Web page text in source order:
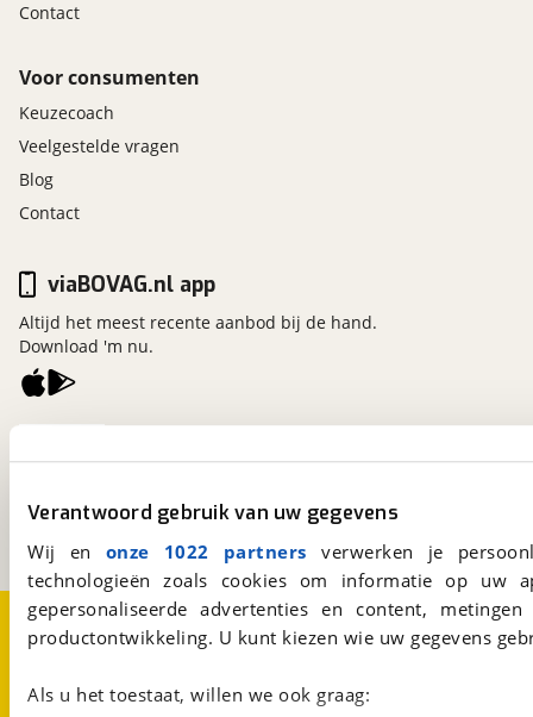
Verantwoord gebruik van uw gegevens
Wij en onze 1022 partners verwerken je
technologieën zoals cookies om informatie op
gepersonaliseerde advertenties en content,
productontwikkeling. U kunt kiezen wie uw gegevens
Als u het toestaat, willen we ook graag:
Contact
Voor consumenten
Keuzecoach
Veelgestelde vragen
Blog
Contact
Een initiatief van
viaBOVAG.nl app
Altijd het meest recente aanbod bij de hand.
Download 'm nu.
Over viaBOVAG.nlDisclaimer- en Privacyverklaring
CookievoorkeurenVacatures